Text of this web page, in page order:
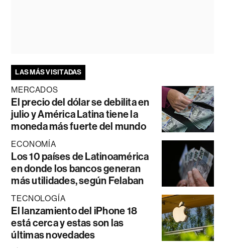
LAS MÁS VISITADAS
MERCADOS
El precio del dólar se debilita en
julio y América Latina tiene la
moneda más fuerte del mundo
ECONOMÍA
Los 10 países de Latinoamérica
en donde los bancos generan
más utilidades, según Felaban
TECNOLOGÍA
El lanzamiento del iPhone 18
está cerca y estas son las
últimas novedades